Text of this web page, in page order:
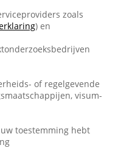
zoals
) en
of regelgevende
visum-
toestemming hebt